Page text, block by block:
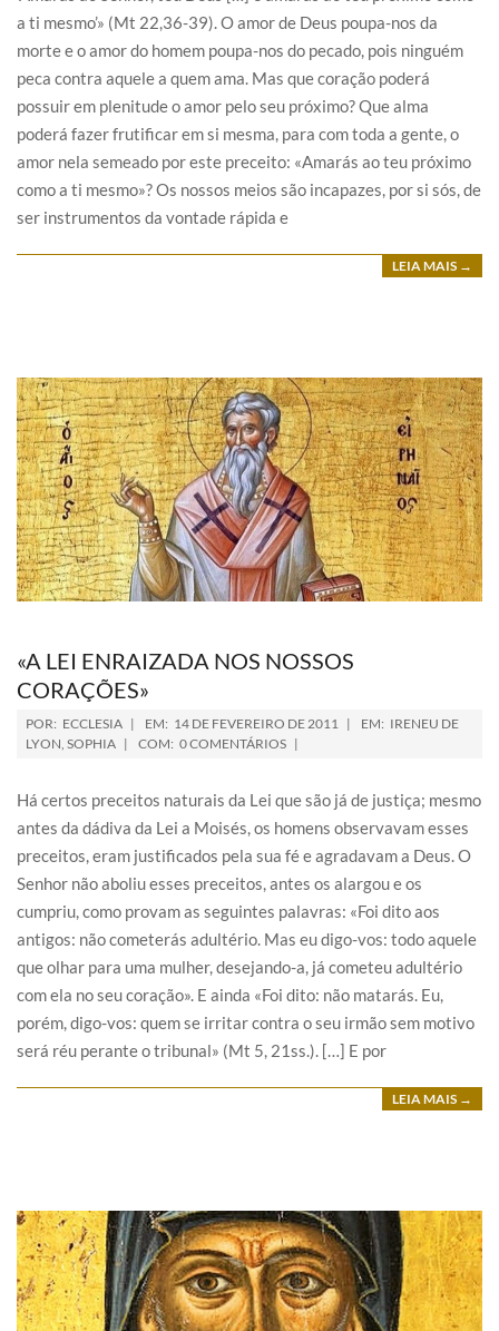
a ti mesmo’» (Mt 22,36-39). O amor de Deus poupa-nos da
morte e o amor do homem poupa-nos do pecado, pois ninguém
peca contra aquele a quem ama. Mas que coração poderá
possuir em plenitude o amor pelo seu próximo? Que alma
poderá fazer frutificar em si mesma, para com toda a gente, o
amor nela semeado por este preceito: «Amarás ao teu próximo
como a ti mesmo»? Os nossos meios são incapazes, por si sós, de
ser instrumentos da vontade rápida e
LEIA MAIS →
«A LEI ENRAIZADA NOS NOSSOS
CORAÇÕES»
POR: ECCLESIA EM: 14 DE FEVEREIRO DE 2011 EM: IRENEU DE
LYON SOPHIA COM: 0 COMENTÁRIOS
Há certos preceitos naturais da Lei que são já de justiça; mesmo
antes da dádiva da Lei a Moisés, os homens observavam esses
preceitos, eram justificados pela sua fé e agradavam a Deus. O
Senhor não aboliu esses preceitos, antes os alargou e os
cumpriu, como provam as seguintes palavras: «Foi dito aos
antigos: não cometerás adultério. Mas eu digo-vos: todo aquele
que olhar para uma mulher, desejando-a, já cometeu adultério
com ela no seu coração». E ainda «Foi dito: não matarás. Eu,
porém, digo-vos: quem se irritar contra o seu irmão sem motivo
será réu perante o tribunal» (Mt 5, 21ss.). […] E por
LEIA MAIS →